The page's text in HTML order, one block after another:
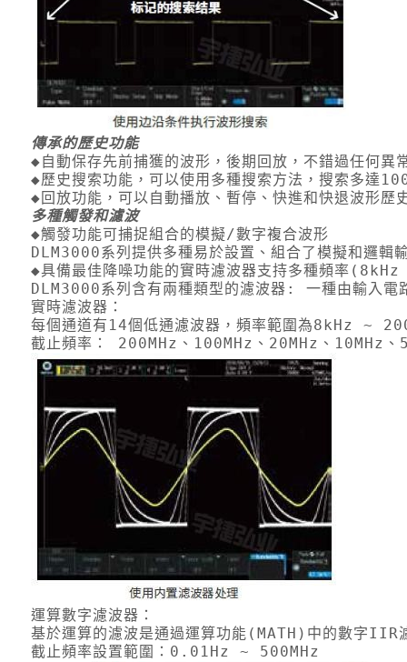
傳承的歷史功能
◆自動保存先前捕獲的波形，後期回放，不錯過任何異
◆歷史搜索功能，可以使用多種搜索方法，搜索多達
◆回放功能，可以自動播放、暫停、快進和快退波形歷
多種觸發和濾波
◆觸發功能可捕捉組合的模擬/數字複合波形
DLM3000系列提供多種易於設置、組合了模擬和邏輯
◆具備最佳降噪功能的實時濾波器支持多種頻率
DLM3000系列含有兩種類型的濾波器: 一種由輸入電
實時濾波器：
每個通道有14個低通濾波器，頻率範圍為8kHz ~
截止頻率： 200MHz、100MHz、20MHz、10MHz
運算數字濾波器：
基於運算的濾波是通過運算功能(MATH)中的數字IIR
截止頻率設置範圍：0.01Hz ~ 500MHz